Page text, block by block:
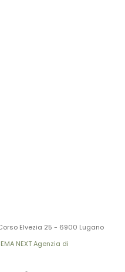
Elvezia 25 - 6900 Lugano
NEXT Agenzia di